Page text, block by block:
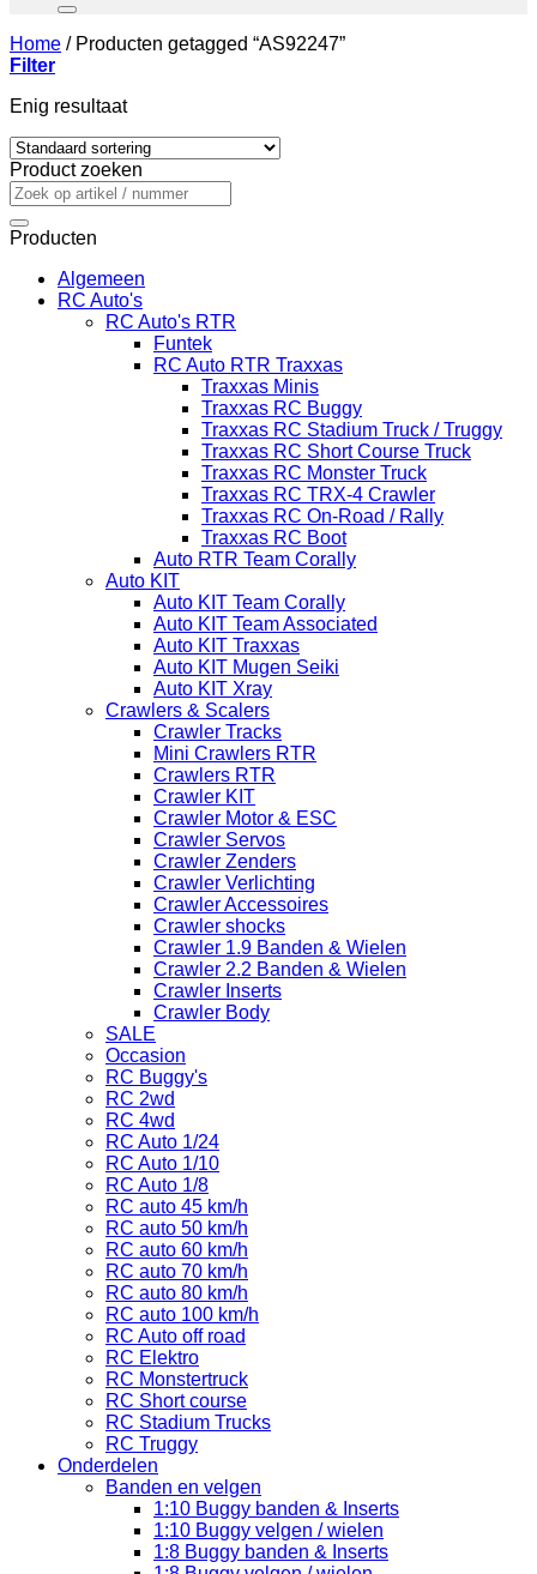
Home /Producten getagged “AS92247”
Filter
Enig resultaat
Product zoeken
Zoeken
naar:
Producten
Algemeen
RC Auto's
RC Auto's RTR
Funtek
RC Auto RTR Traxxas
Traxxas Minis
Traxxas RC Buggy
Traxxas RC Stadium Truck / Truggy
Traxxas RC Short Course Truck
Traxxas RC Monster Truck
Traxxas RC TRX-4 Crawler
Traxxas RC On-Road / Rally
Traxxas RC Boot
Auto RTR Team Corally
Auto KIT
Auto KIT Team Corally
Auto KIT Team Associated
Auto KIT Traxxas
Auto KIT Mugen Seiki
Auto KIT Xray
Crawlers & Scalers
Crawler Tracks
Mini Crawlers RTR
Crawlers RTR
Crawler KIT
Crawler Motor & ESC
Crawler Servos
Crawler Zenders
Crawler Verlichting
Crawler Accessoires
Crawler shocks
Crawler 1.9 Banden & Wielen
Crawler 2.2 Banden & Wielen
Crawler Inserts
Crawler Body
SALE
Occasion
RC Buggy's
RC 2wd
RC 4wd
RC Auto 1/24
RC Auto 1/10
RC Auto 1/8
RC auto 45 km/h
RC auto 50 km/h
RC auto 60 km/h
RC auto 70 km/h
RC auto 80 km/h
RC auto 100 km/h
RC Auto off road
RC Elektro
RC Monstertruck
RC Short course
RC Stadium Trucks
RC Truggy
Onderdelen
Banden en velgen
1:10 Buggy banden & Inserts
1:10 Buggy velgen / wielen
1:8 Buggy banden & Inserts